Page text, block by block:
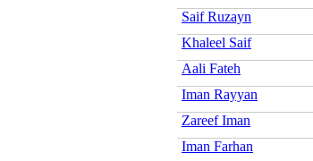
Saif Ruzayn
Khaleel Saif
Aali Fateh
Iman Rayyan
Zareef Iman
Iman Farhan